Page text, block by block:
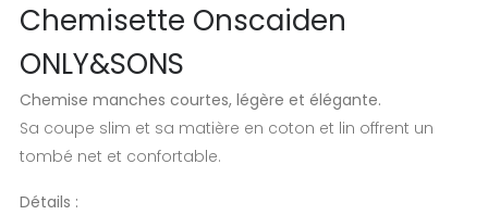
Chemisette Onscaiden
ONLY&SONS
Chemise manches courtes, légère et élégante.
Sa coupe slim et sa matière en coton et lin offrent un
tombé net et confortable.
Détails :